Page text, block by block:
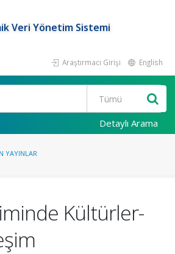
Veri Yönetim Sistemi
Araştırmacı Girişi English
Detaylı Arama
YAYINLAR
Kültürler-